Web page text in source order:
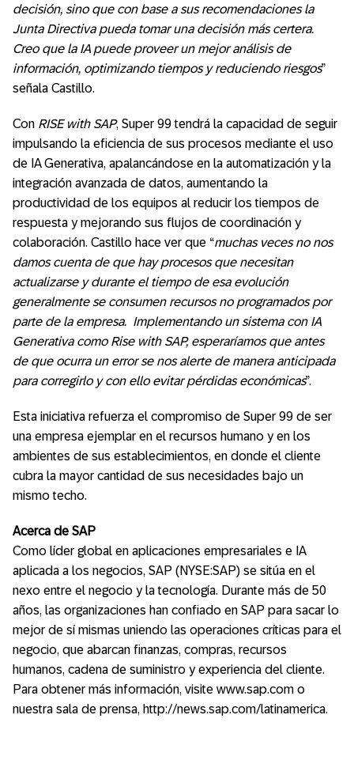
decisión, sino que con base a sus recomendaciones la
Junta Directiva pueda tomar una decisión más certera.
Creo que la IA puede proveer un mejor análisis de
información, optimizando tiempos y reduciendo riesgos”
señala Castillo.
Con RISE with SAP, Super 99 tendrá la capacidad de seguir
impulsando la eficiencia de sus procesos mediante el uso
de IA Generativa, apalancándose en la automatización y la
integración avanzada de datos, aumentando la
productividad de los equipos al reducir los tiempos de
respuesta y mejorando sus flujos de coordinación y
colaboración. Castillo hace ver que “muchas veces no nos
damos cuenta de que hay procesos que necesitan
actualizarse y durante el tiempo de esa evolución
generalmente se consumen recursos no programados por
parte de la empresa. Implementando un sistema con IA
Generativa como Rise with SAP, esperaríamos que antes
de que ocurra un error se nos alerte de manera anticipada
para corregirlo y con ello evitar pérdidas económicas”.
Esta iniciativa refuerza el compromiso de Super 99 de ser
una empresa ejemplar en el recursos humano y en los
ambientes de sus establecimientos, en donde el cliente
cubra la mayor cantidad de sus necesidades bajo un
mismo techo.
Acerca de SAP
Como líder global en aplicaciones empresariales e IA
aplicada a los negocios, SAP (NYSE:SAP) se sitúa en el
nexo entre el negocio y la tecnología. Durante más de 50
años, las organizaciones han confiado en SAP para sacar lo
mejor de sí mismas uniendo las operaciones críticas para el
negocio, que abarcan finanzas, compras, recursos
humanos, cadena de suministro y experiencia del cliente.
Para obtener más información, visite www.sap.com o
nuestra sala de prensa, http://news.sap.com/latinamerica.